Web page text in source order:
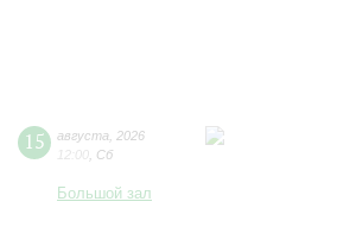
15 августа
2026
12:00 Сб
Большой зал